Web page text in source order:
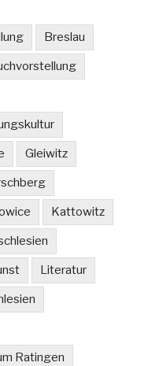
Breslau
Gleiwitz
Kattowitz
Literatur
Ratingen